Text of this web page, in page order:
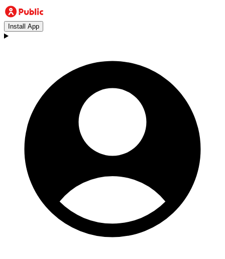
Install App